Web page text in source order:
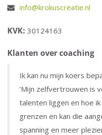
info@krokuscreatie.nl
KVK: 30124163
Klanten over coaching
Ik kan nu mijn koers
‘Mijn zelfvertrouwen is
talenten liggen en hoe ik
grenzen en kan die
spanning en meer